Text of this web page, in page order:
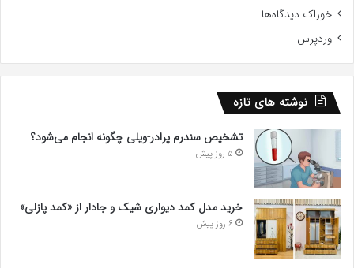
خوراک دیدگاه‌ها
وردپرس
نوشته های تازه
تشخیص سندرم پرادر-ویلی چگونه انجام می‌شود؟
5 روز پیش
خرید مدل کمد دیواری شیک و جادار از «کمد پازلی»
6 روز پیش